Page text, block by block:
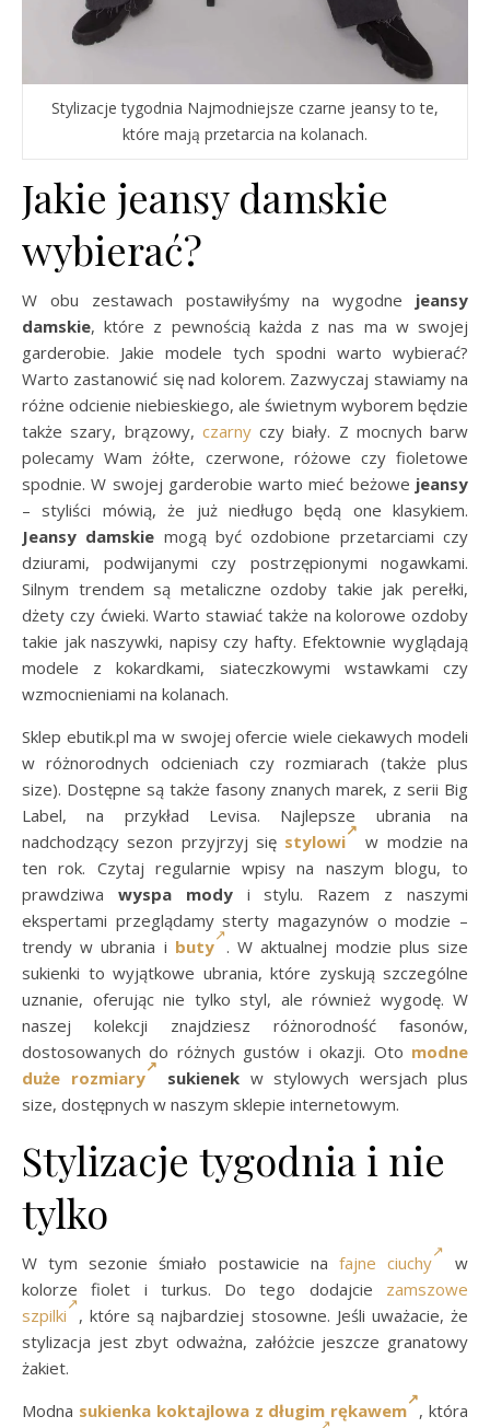
Stylizacje tygodnia Najmodniejsze czarne jeansy to te,
które mają przetarcia na kolanach.
Jakie jeansy damskie
wybierać?
W obu zestawach postawiłyśmy na wygodne jeansy
damskie, które z pewnością każda z nas ma w swojej
garderobie. Jakie modele tych spodni warto wybierać?
Warto zastanowić się nad kolorem. Zazwyczaj stawiamy na
różne odcienie niebieskiego, ale świetnym wyborem będzie
także szary, brązowy, czarnyczy biały. Z mocnych barw
polecamy Wam żółte, czerwone, różowe czy fioletowe
spodnie. W swojej garderobie warto mieć beżowe jeansy
– styliści mówią, że już niedługo będą one klasykiem.
Jeansy damskie mogą być ozdobione przetarciami czy
dziurami, podwijanymi czy postrzępionymi nogawkami.
Silnym trendem są metaliczne ozdoby takie jak perełki,
dżety czy ćwieki. Warto stawiać także na kolorowe ozdoby
takie jak naszywki, napisy czy hafty. Efektownie wyglądają
modele z kokardkami, siateczkowymi wstawkami czy
wzmocnieniami na kolanach.
Sklep ebutik.pl ma w swojej ofercie wiele ciekawych modeli
w różnorodnych odcieniach czy rozmiarach (także plus
size). Dostępne są także fasony znanych marek, z serii Big
Label, na przykład Levisa. Najlepsze ubrania na
nadchodzący sezon przyjrzyj się stylowi
w modzie na
ten rok. Czytaj regularnie wpisy na naszym blogu, to
prawdziwa wyspa modyi stylu. Razem z naszymi
ekspertami przeglądamy sterty magazynów o modzie –
trendy w ubrania i buty
. W aktualnej modzie plus size
sukienki to wyjątkowe ubrania, które zyskują szczególne
uznanie, oferując nie tylko styl, ale również wygodę. W
naszej kolekcji znajdziesz różnorodność fasonów,
dostosowanych do różnych gustów i okazji. Oto modne
duże rozmiary
sukienek w stylowych wersjach plus
size, dostępnych w naszym sklepie internetowym.
Stylizacje tygodnia i nie
tylko
W tym sezonie śmiało postawicie na fajne ciuchy
w
kolorze fiolet i turkus. Do tego dodajcie zamszowe
szpilki
, które są najbardziej stosowne. Jeśli uważacie, że
stylizacja jest zbyt odważna, załóżcie jeszcze granatowy
żakiet.
Modna sukienka koktajlowa z długim rękawem , która